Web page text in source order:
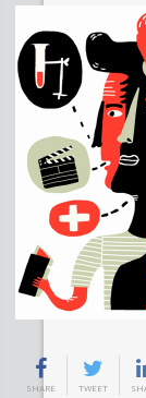
SHARE TWEET